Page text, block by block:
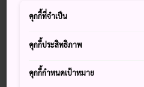
สวนสาธารณะโชวะคิเน็นในพื้นที่
โดยสวยแห่งนี้รู้จักดีจากดอกไม้
ทิวทัศน์ในฤดูใบไม้ร่วงที่หลายคนห
คุกกี้ที่จำเป็น
คุกกี้ประสิทธิภาพ
คุกกี้กำหนดเป้าหมาย